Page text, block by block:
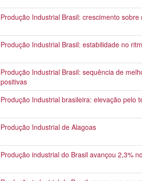
Produção Industrial Brasil: crescimento
Produção Industrial Brasil: estabilidade no
Produção Industrial Brasil: sequência de
positivas
Produção Industrial brasileira: elevação pelo
Produção Industrial de Alagoas
Produção industrial do Brasil avançou 2,3%